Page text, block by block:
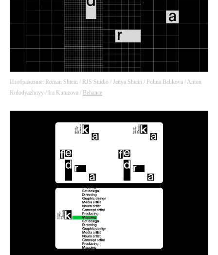
Изображение: Roman Shtein / RJS Studio / Jenya Shtein / Polina Belikova / Anton
Kolodyazhnyy / Ira Kutuzova / Behance